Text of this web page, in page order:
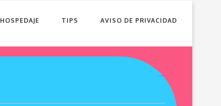
HOSPEDAJE TIPS AVISO DE PRIVACIDAD